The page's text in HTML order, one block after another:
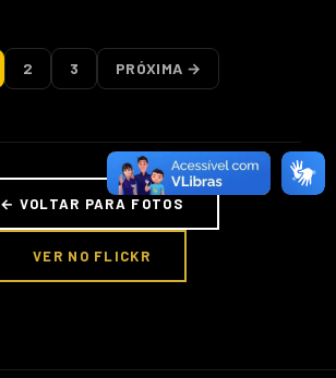
2 3 PRÓXIMA →
← VOLTAR PARA FOTOS
VER NO FLICKR